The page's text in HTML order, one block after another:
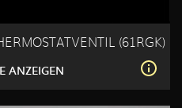
(61RGK)
ANZEIGEN